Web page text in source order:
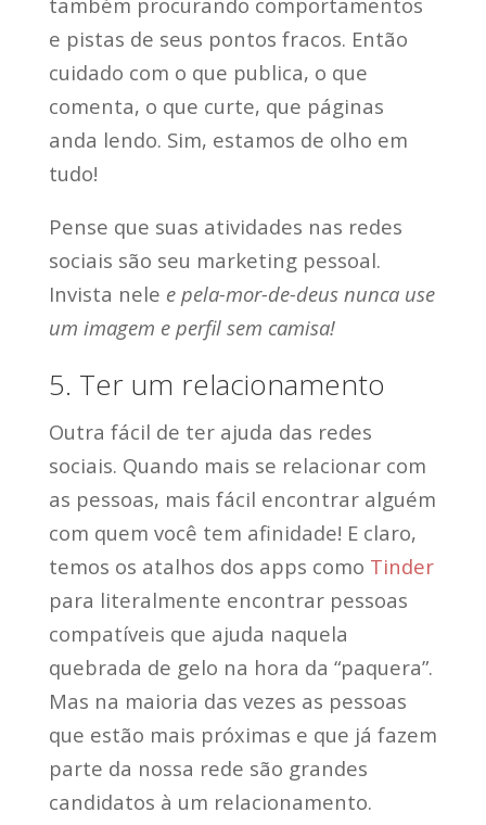
e pistas de seus pontos fracos. Então
cuidado com o que publica, o que
comenta, o que curte, que páginas
anda lendo. Sim, estamos de olho em
tudo!
Pense que suas atividades nas redes
sociais são seu marketing pessoal.
Invista nele e pela-mor-de-deus nunca use
um imagem e perfil sem camisa!
5. Ter um relacionamento
Outra fácil de ter ajuda das redes
sociais. Quando mais se relacionar com
as pessoas, mais fácil encontrar alguém
com quem você tem afinidade! E claro,
temos os atalhos dos apps como Tinder
para literalmente encontrar pessoas
compatíveis que ajuda naquela
quebrada de gelo na hora da “paquera”.
Mas na maioria das vezes as pessoas
que estão mais próximas e que já fazem
parte da nossa rede são grandes
candidatos à um relacionamento.